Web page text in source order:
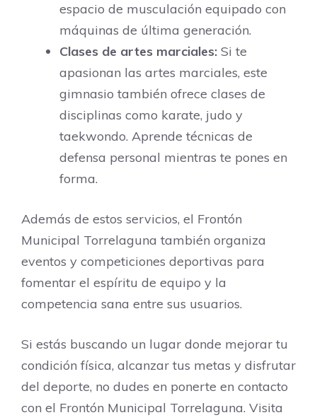
espacio de musculación equipado con
máquinas de última generación.
Clases de artes marciales: Si te
apasionan las artes marciales, este
gimnasio también ofrece clases de
disciplinas como karate, judo y
taekwondo. Aprende técnicas de
defensa personal mientras te pones en
forma.
Además de estos servicios, el Frontón
Municipal Torrelaguna también organiza
eventos y competiciones deportivas para
fomentar el espíritu de equipo y la
competencia sana entre sus usuarios.
Si estás buscando un lugar donde mejorar tu
condición física, alcanzar tus metas y disfrutar
del deporte, no dudes en ponerte en contacto
con el Frontón Municipal Torrelaguna. Visita